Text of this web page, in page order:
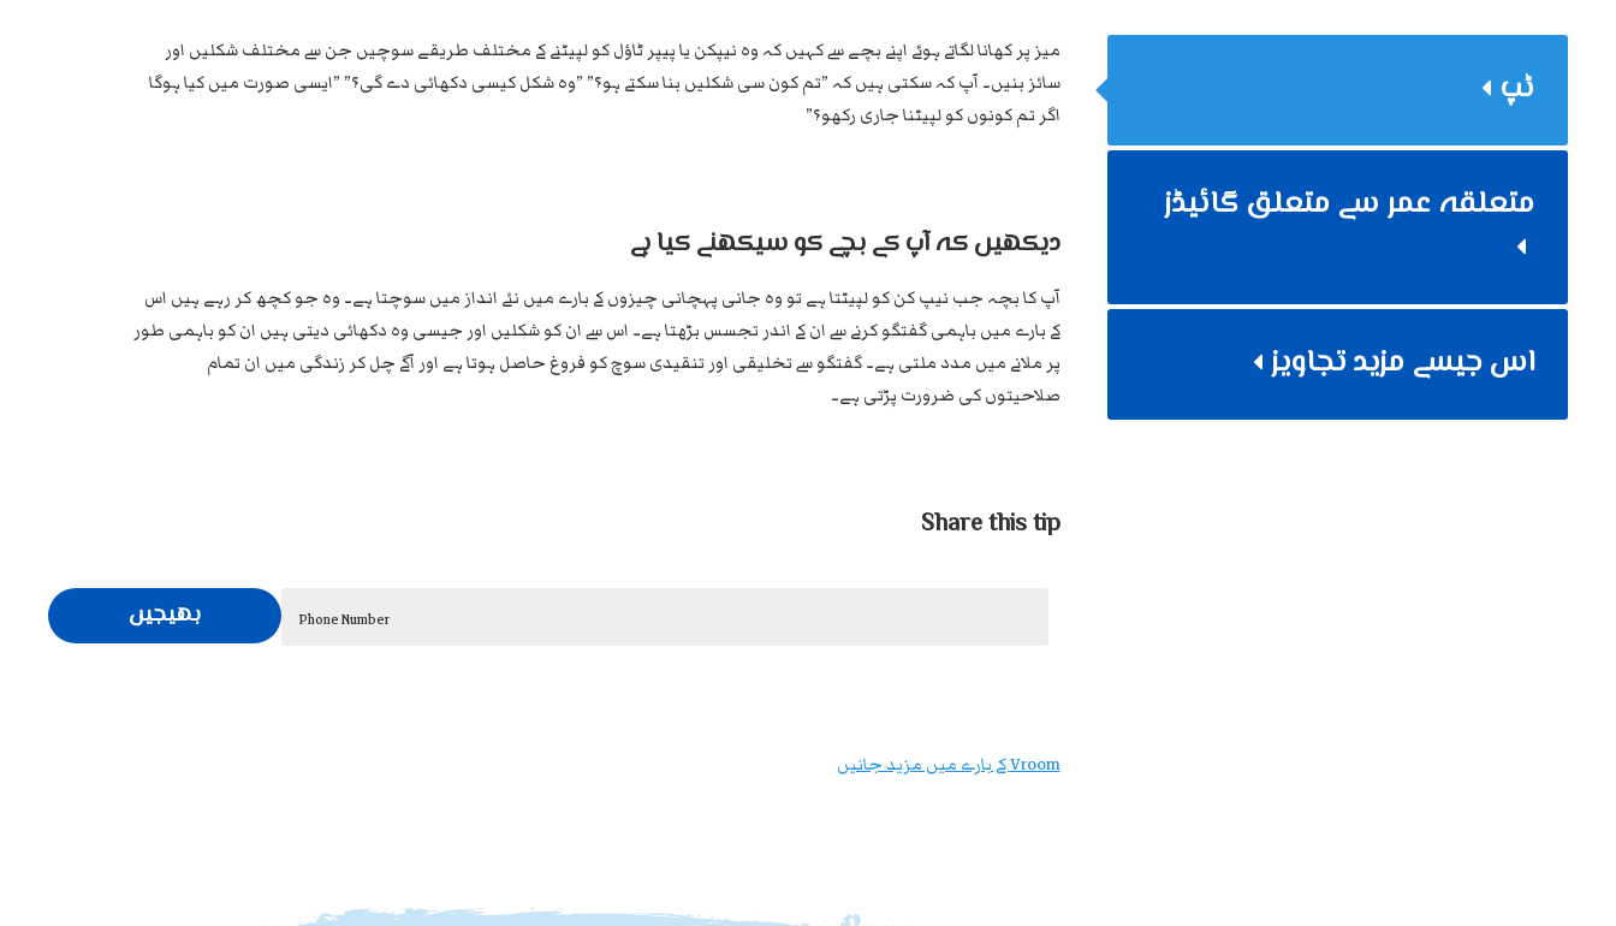
ٹپ
متعلقہ عمر سے متعلق گائیڈز
اس جیسے مزید تجاویز
میز پر کھانا لگاتے ہوئے اپنے بچے سے کہیں کہ وہ نیپکن یا پیپر ٹاؤل کو لپیٹنے کے مختلف طریقے سوچیں جن سے مختلف شکلیں اور
سائز بنیں۔ آپ کہ سکتی ہیں کہ ”تم کون سی شکلیں بنا سکتے ہو؟” ”وہ شکل کیسی دکھائی دے گی؟” ”ایسی صورت میں کیا ہوگا
اگر تم کونوں کو لپیٹنا جاری رکھو؟”
دیکھیں کہ آپ کے بچے کو سیکھنے کیا ہے
آپ کا بچہ جب نیپ کن کو لپیٹتا ہے تو وہ جانی پہچانی چیزوں کے بارے میں نئے انداز میں سوچتا ہے۔ وہ جو کچھ کر رہے ہیں اس
کے بارے میں باہمی گفتگو کرنے سے ان کے اندر تجسس بڑھتا ہے۔ اس سے ان کو شکلیں اور جیسی وہ دکھائی دیتی ہیں ان کو باہمی طور
پر ملانے میں مدد ملتی ہے۔ گفتگو سے تخلیقی اور تنقیدی سوچ کو فروغ حاصل ہوتا ہے اور آگے چل کر زندگی میں ان تمام
صلاحیتوں کی ضرورت پڑتی ہے۔
Share this tip
Phone Number بھیجیں
Vroom کے بارے میں مزید جانیں